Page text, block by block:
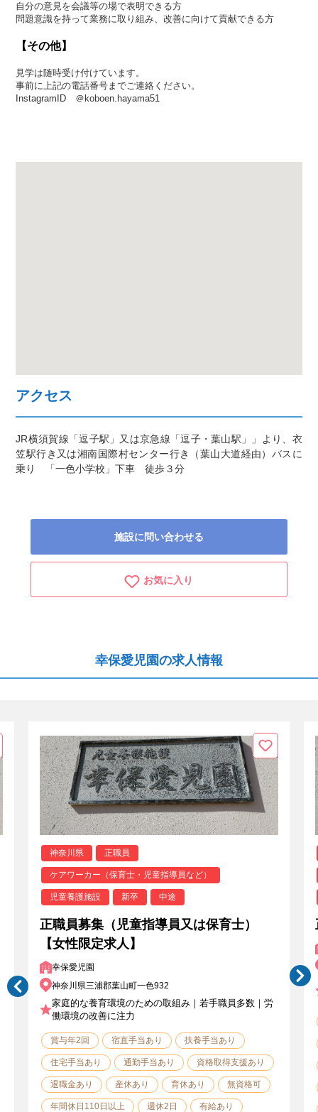
自分の意見を会議等の場で表明できる方
問題意識を持って業務に取り組み、改善に向けて貢献できる方
【その他】
見学は随時受け付けています。
事前に上記の電話番号までご連絡ください。
InstagramID ＠koboen.hayama51
アクセス
JR横須賀線「逗子駅」又は京急線「逗子・葉山駅」」より、衣
笠駅行き又は湘南国際村センター行き（葉山大道経由）バスに
乗り 「一色小学校」下車 徒歩３分
施設に問い合わせる
お気に入り
幸保愛児園の求人情報
神奈川県 正職員
ケアワーカー（保育士・児童指導員など）
児童養護施設 新卒 中途
正職員募集（児童指導員又は保育士）
【女性限定求人】
幸保愛児園
神奈川県三浦郡葉山町一色932
家庭的な養育環境のための取組み｜若手職員多数｜労
働環境の改善に注力
賞与年2回 宿直手当あり 扶養手当あり
住宅手当あり 通勤手当あり 資格取得支援あり
退職金あり 産休あり 育休あり 無資格可
年間休日110日以上 週休2日 有給あり